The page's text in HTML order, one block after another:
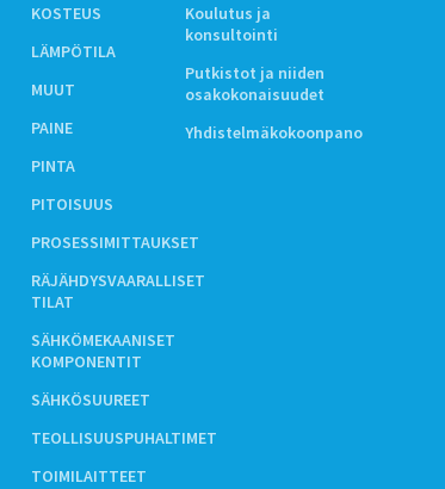
KOSTEUS
LÄMPÖTILA
MUUT
PAINE
PINTA
PITOISUUS
PROSESSIMITTAUKSET
RÄJÄHDYSVAARALLISET
TILAT
SÄHKÖMEKAANISET
KOMPONENTIT
SÄHKÖSUUREET
TEOLLISUUSPUHALTIMET
TOIMILAITTEET
Koulutus ja
konsultointi
Putkistot ja niiden
osakokonaisuudet
Yhdistelmäkokoonpano